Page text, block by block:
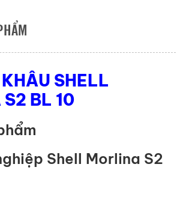
SHELL
BL 10
Shell Morlina S2